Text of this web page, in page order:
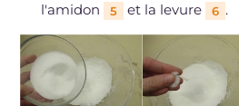
l'amidon
5 et la levure 6 .